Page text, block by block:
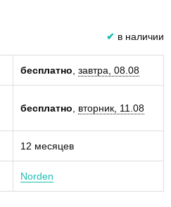
✔ в наличии
бесплатно завтра, 08.08
бесплатно вторник, 11.08
12 месяцев
Norden